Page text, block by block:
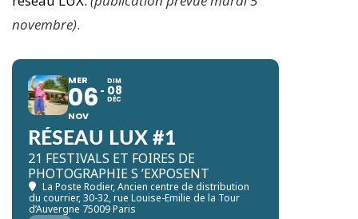
novembre).
MER
06
NOV
DIM
08
DÉC
RÉSEAU LUX #1
21 FESTIVALS ET FOIRES DE
PHOTOGRAPHIE S ’EXPOSENT
La Poste Rodier, Ancien centre de distribution
du courrier, 30-32, rue Louise-Emilie de la Tour
d’Auvergne 75009 Paris